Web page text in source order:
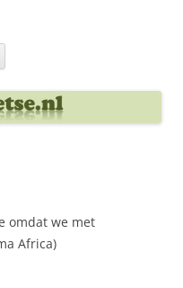
omdat we met
Africa)